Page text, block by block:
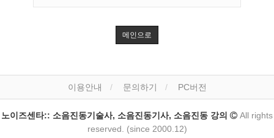
메인으로
이용안내 문의하기 PC버전
노이즈센타:: 소음진동기술사, 소음진동기사, 소음진동 강의
All rights
reserved. (since 2000.12)